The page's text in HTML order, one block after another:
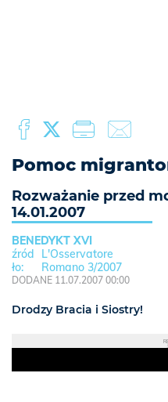
Pomoc
Rozważanie przed
14.01.2007
BENEDYKT XVI
L'Osservatore
Romano 3/2007
DODANE 11.07.2007 00:00
Drodzy Bracia i Siostry!